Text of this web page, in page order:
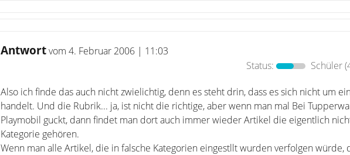
Antwortvom 4. Februar 2006 | 11:03
Status:
Schüler
Also ich finde das auch nicht zwielichtig, denn es steht drin, dass es sich nicht um
handelt. Und die Rubrik... ja, ist nicht die richtige, aber wenn man mal Bei
Playmobil guckt, dann findet man dort auch immer wieder Artikel die eigentlich
Kategorie gehören.
Wenn man alle Artikel, die in falsche Kategorien eingestllt wurden verfolgen würde,